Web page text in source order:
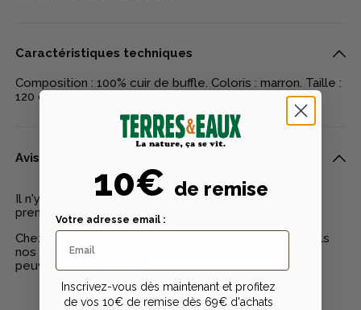
Caractéristiques techniques
Composition : 100% cuir de buffle. Coloris : marron. Taille :
120 cm.
Avis clients
Il n'y a pas encore d'avis pour ce produit - Soyez le
premier à rédiger un avis
Chez Terres & Eaux, les avis sont 100% certifiés : seuls
nos clients ayant réellement acheté nos produits
peuvent laisser un avis
10€ de remise
Votre adresse email :
Inscrivez-vous dès maintenant et profitez
de vos 10€ de remise dès 69€ d'achats